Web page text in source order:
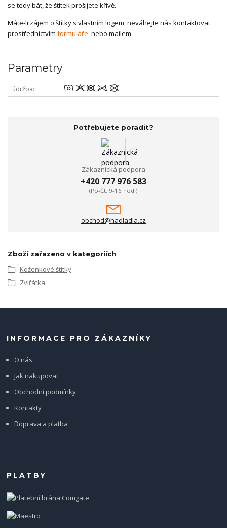
se tedy bát, že štítek prošijete křivě.
Máte-li zájem o štítky s vlastním logem, neváhejte nás kontaktovat
prostřednictvím formuláře, nebo mailem.
Parametry
údržba wodmU
Potřebujete poradit?
Zákaznická podpora
+420 777 976 583
(Po-Čt, 9-16 hod.)
obchod@hadladla.cz
Zboží zařazeno v kategoriích
Koženkové štítky
Zvířátka
INFORMACE PRO ZÁKAZNÍKY
O nás
Jak nakupovat
Obchodní podmínky
Kontakty
Doprava a platba
PLATBY